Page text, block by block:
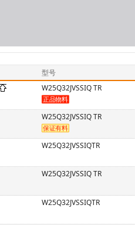
型号
W25Q32JVSSIQ TR
W25Q32JVSSIQ TR
W25Q32JVSSIQTR
W25Q32JVSSIQ TR
W25Q32JVSSIQTR